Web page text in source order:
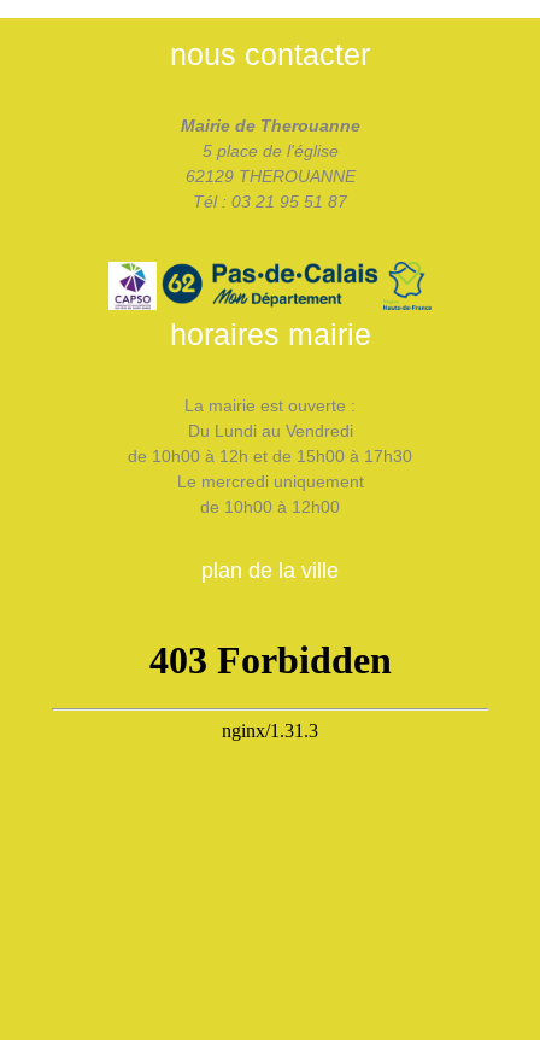
nous contacter
Mairie de Therouanne
5 place de l'église
62129 THEROUANNE
Tél : 03 21 95 51 87
horaires mairie
La mairie est ouverte :
Du Lundi au Vendredi
de 10h00 à 12h et de 15h00 à 17h30
Le mercredi uniquement
de 10h00 à 12h00
plan de la ville